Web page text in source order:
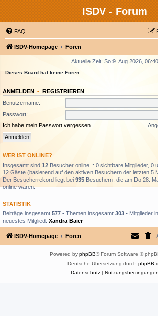
ISDV - Forum
FAQ
ISDV-Homepage Foren
Aktuelle Zeit: So 9. Aug 2026, 06:40
Dieses Board hat keine Foren.
ANMELDEN • REGISTRIEREN
Benutzername:
Passwort:
Ich habe mein Passwort vergessen
WER IST ONLINE?
Insgesamt sind 12 Besucher online :: 0 sichtbare Mitglieder, 0
12 Gäste (basierend auf den aktiven Besuchern der letzten 5
Der Besucherrekord liegt bei 935 Besuchern, die am Do 28.
online waren.
STATISTIK
Beiträge insgesamt 577 • Themen insgesamt 303 • Mitglieder
neuestes Mitglied: Xandra Baier
ISDV-Homepage Foren
Powered by phpBB® Forum Software ©
Deutsche Übersetzung durch
Datenschutz| Nutzungsbedingungen